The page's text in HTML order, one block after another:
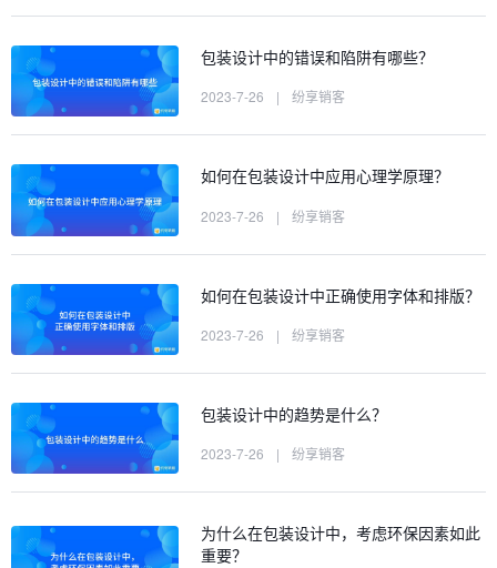
包装设计中的错误和陷阱有哪些？
2023-7-26 | 纷享销客
如何在包装设计中应用心理学原理？
2023-7-26 | 纷享销客
如何在包装设计中正确使用字体和排版？
2023-7-26 | 纷享销客
包装设计中的趋势是什么？
2023-7-26 | 纷享销客
为什么在包装设计中，考虑环保因素如此
重要？